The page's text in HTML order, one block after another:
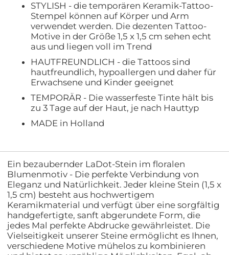
STYLISH - die temporären Keramik-Tattoo-
Stempel können auf Körper und Arm
verwendet werden. Die dezenten Tattoo-
Motive in der Größe 1,5 x 1,5 cm sehen echt
aus und liegen voll im Trend
HAUTFREUNDLICH - die Tattoos sind
hautfreundlich, hypoallergen und daher für
Erwachsene und Kinder geeignet
TEMPORÄR - Die wasserfeste Tinte hält bis
zu 3 Tage auf der Haut, je nach Hauttyp
MADE in Holland
Ein bezaubernder LaDot-Stein im floralen
Blumenmotiv - Die perfekte Verbindung von
Eleganz und Natürlichkeit. Jeder kleine Stein (1,5 x
1,5 cm) besteht aus hochwertigem
Keramikmaterial und verfügt über eine sorgfältig
handgefertigte, sanft abgerundete Form, die
jedes Mal perfekte Abdrucke gewährleistet. Die
Vielseitigkeit unserer Steine ermöglicht es Ihnen,
verschiedene Motive mühelos zu kombinieren